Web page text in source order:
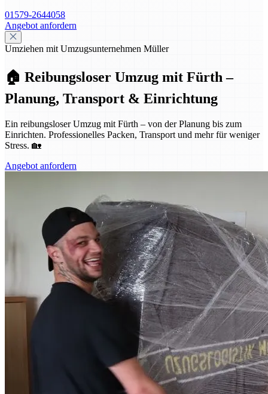
01579-2644058
Angebot anfordern
Umziehen mit Umzugsunternehmen Müller
🏠 Reibungsloser Umzug mit Fürth –
Planung, Transport & Einrichtung
Ein reibungsloser Umzug mit Fürth – von der Planung bis zum
Einrichten. Professionelles Packen, Transport und mehr für weniger
Stress. 🏡
Angebot anfordern